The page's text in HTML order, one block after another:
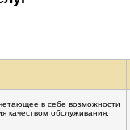
в себе возможности
качеством обслуживания.